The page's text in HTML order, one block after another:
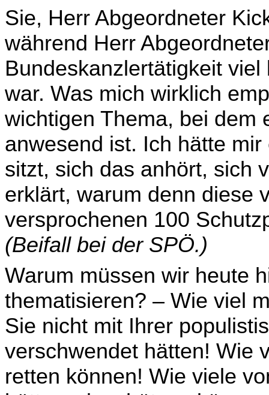
Sie, Herr Abgeordneter
während Herr
Bundeskanzlertätigkeit
war. Was mich wirklich
wichtigen Thema, bei dem
anwesend ist. Ich hätte
sitzt, sich das anhört, sich
erklärt, warum denn diese
versprochenen 100
(Beifall bei der SPÖ.)
Warum müssen wir heute
thematisieren? – Wie viel
Sie nicht mit Ihrer
ver­schwendet hätten! Wie
retten können! Wie viele